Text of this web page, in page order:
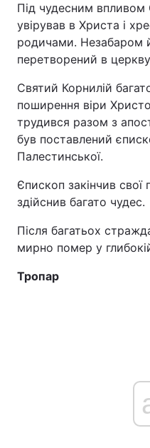
Під чудесним впливом
увірував в Христа і
родичами. Незабаром
перетворений в
Святий Корнилій
поширення віри
трудився разом з
був поставлений
Палестинської.
Єпископ закінчив свої
здійснив багато чудес.
Після багатьох
мирно помер у
Тропар